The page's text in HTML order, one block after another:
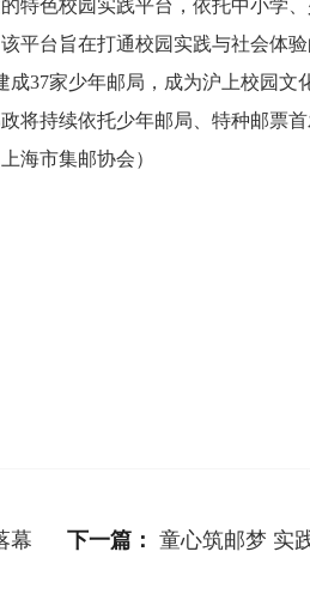
色校园实践平台，依托中小学
台旨在打通校园实践与社会体
37家少年邮局，成为沪上校园文
将持续依托少年邮局、特种邮票
海市集邮协会）
幕 下一篇： 童心筑邮梦 实践